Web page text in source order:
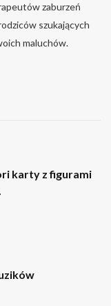
zaburzeń
szukających
maluchów.
karty z figurami